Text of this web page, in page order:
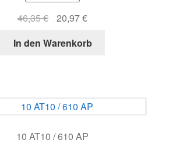
46,35€
Ursprünglicher
war:
20,97€Aktueller
ist:
In den Warenkorb
10 AT10 / 610 AP